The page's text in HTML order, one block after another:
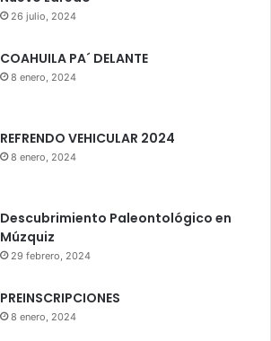
26 julio, 2024
COAHUILA PA´ DELANTE
8 enero, 2024
REFRENDO VEHICULAR 2024
8 enero, 2024
Descubrimiento Paleontológico en
Múzquiz
29 febrero, 2024
PREINSCRIPCIONES
8 enero, 2024